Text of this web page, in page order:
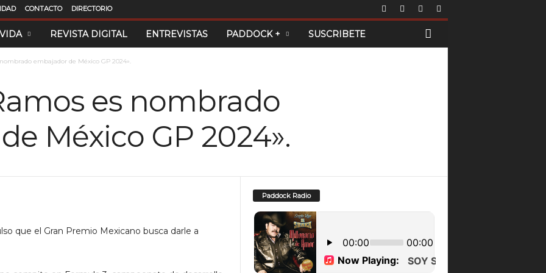
CONTACTO DIRECTORIO
REVISTA DIGITAL ENTREVISTAS PADDOCK + SUSCRIBETE
embajador de México GP 2024».
es nombrado
México GP 2024».
que el Gran Premio Mexicano busca darle a
Paddock Radio